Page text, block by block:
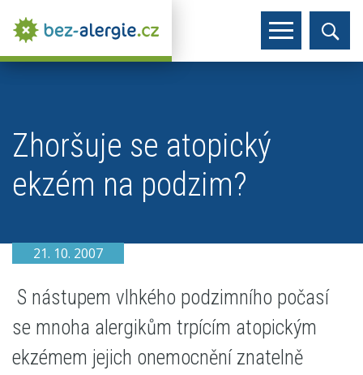
Zhoršuje se atopický
ekzém na podzim?
21. 10. 2007
S nástupem vlhkého podzimního počasí
se mnoha alergikům trpícím atopickým
ekzémem jejich onemocnění znatelně